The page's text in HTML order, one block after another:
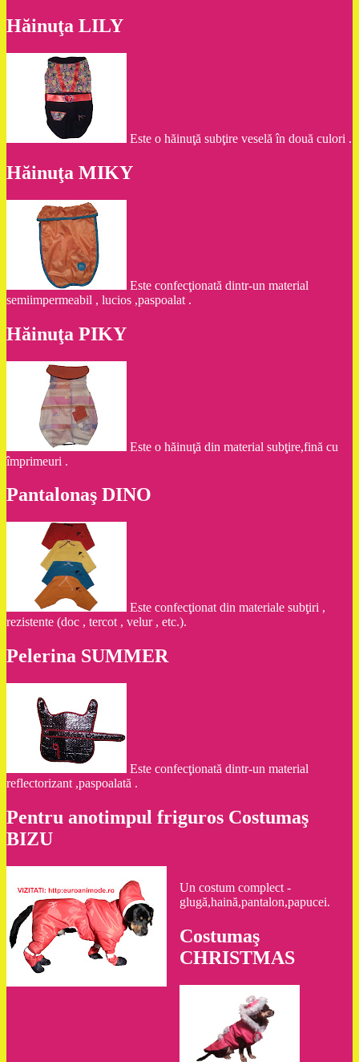
Hăinuţa LILY
Este o hăinuţă subţire veselă în două culori .
Hăinuţa MIKY
Este confecţionată dintr-un material
semiimpermeabil , lucios ,paspoalat .
Hăinuţa PIKY
Este o hăinuţă din material subţire,fină cu
împrimeuri .
Pantalonaş DINO
Este confecţionat din materiale subţiri ,
rezistente (doc , tercot , velur , etc.).
Pelerina SUMMER
Este confecţionată dintr-un material
reflectorizant ,paspoalată .
Pentru anotimpul friguros Costumaş
BIZU
Un costum complect -
glugă,haină,pantalon,papucei.
Costumaş
CHRISTMAS